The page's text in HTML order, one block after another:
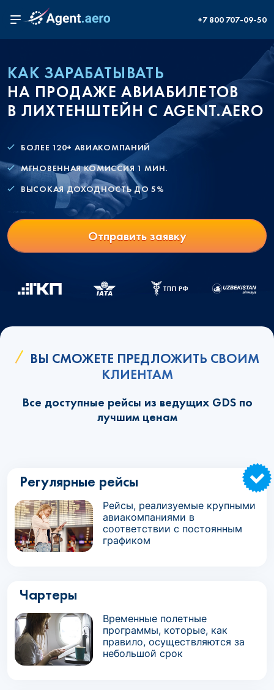
+7 800 707-09-50
КАК ЗАРАБАТЫВАТЬ
НА ПРОДАЖЕ АВИАБИЛЕТОВ
В ЛИХТЕНШТЕЙН С AGENT.AERO
БОЛЕЕ 120+ АВИАКОМПАНИЙ
МГНОВЕННАЯ КОМИССИЯ 1 МИН.
ВЫСОКАЯ ДОХОДНОСТЬ ДО 5%
Отправить заявку
ВЫ СМОЖЕТЕ ПРЕДЛОЖИТЬ СВОИМ
КЛИЕНТАМ
Все доступные рейсы из ведущих GDS по
лучшим ценам
Регулярные рейсы
Рейсы, реализуемые крупными
авиакомпаниями в
соответствии с постоянным
графиком
Чартеры
Временные полетные
программы, которые, как
правило, осуществляются за
небольшой срок